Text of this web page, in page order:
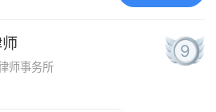
师事务所
9